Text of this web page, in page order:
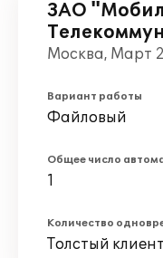
ЗАО
Москва, Март
Вариант работы
Файловый
Общее число
1
Количество
Толстый